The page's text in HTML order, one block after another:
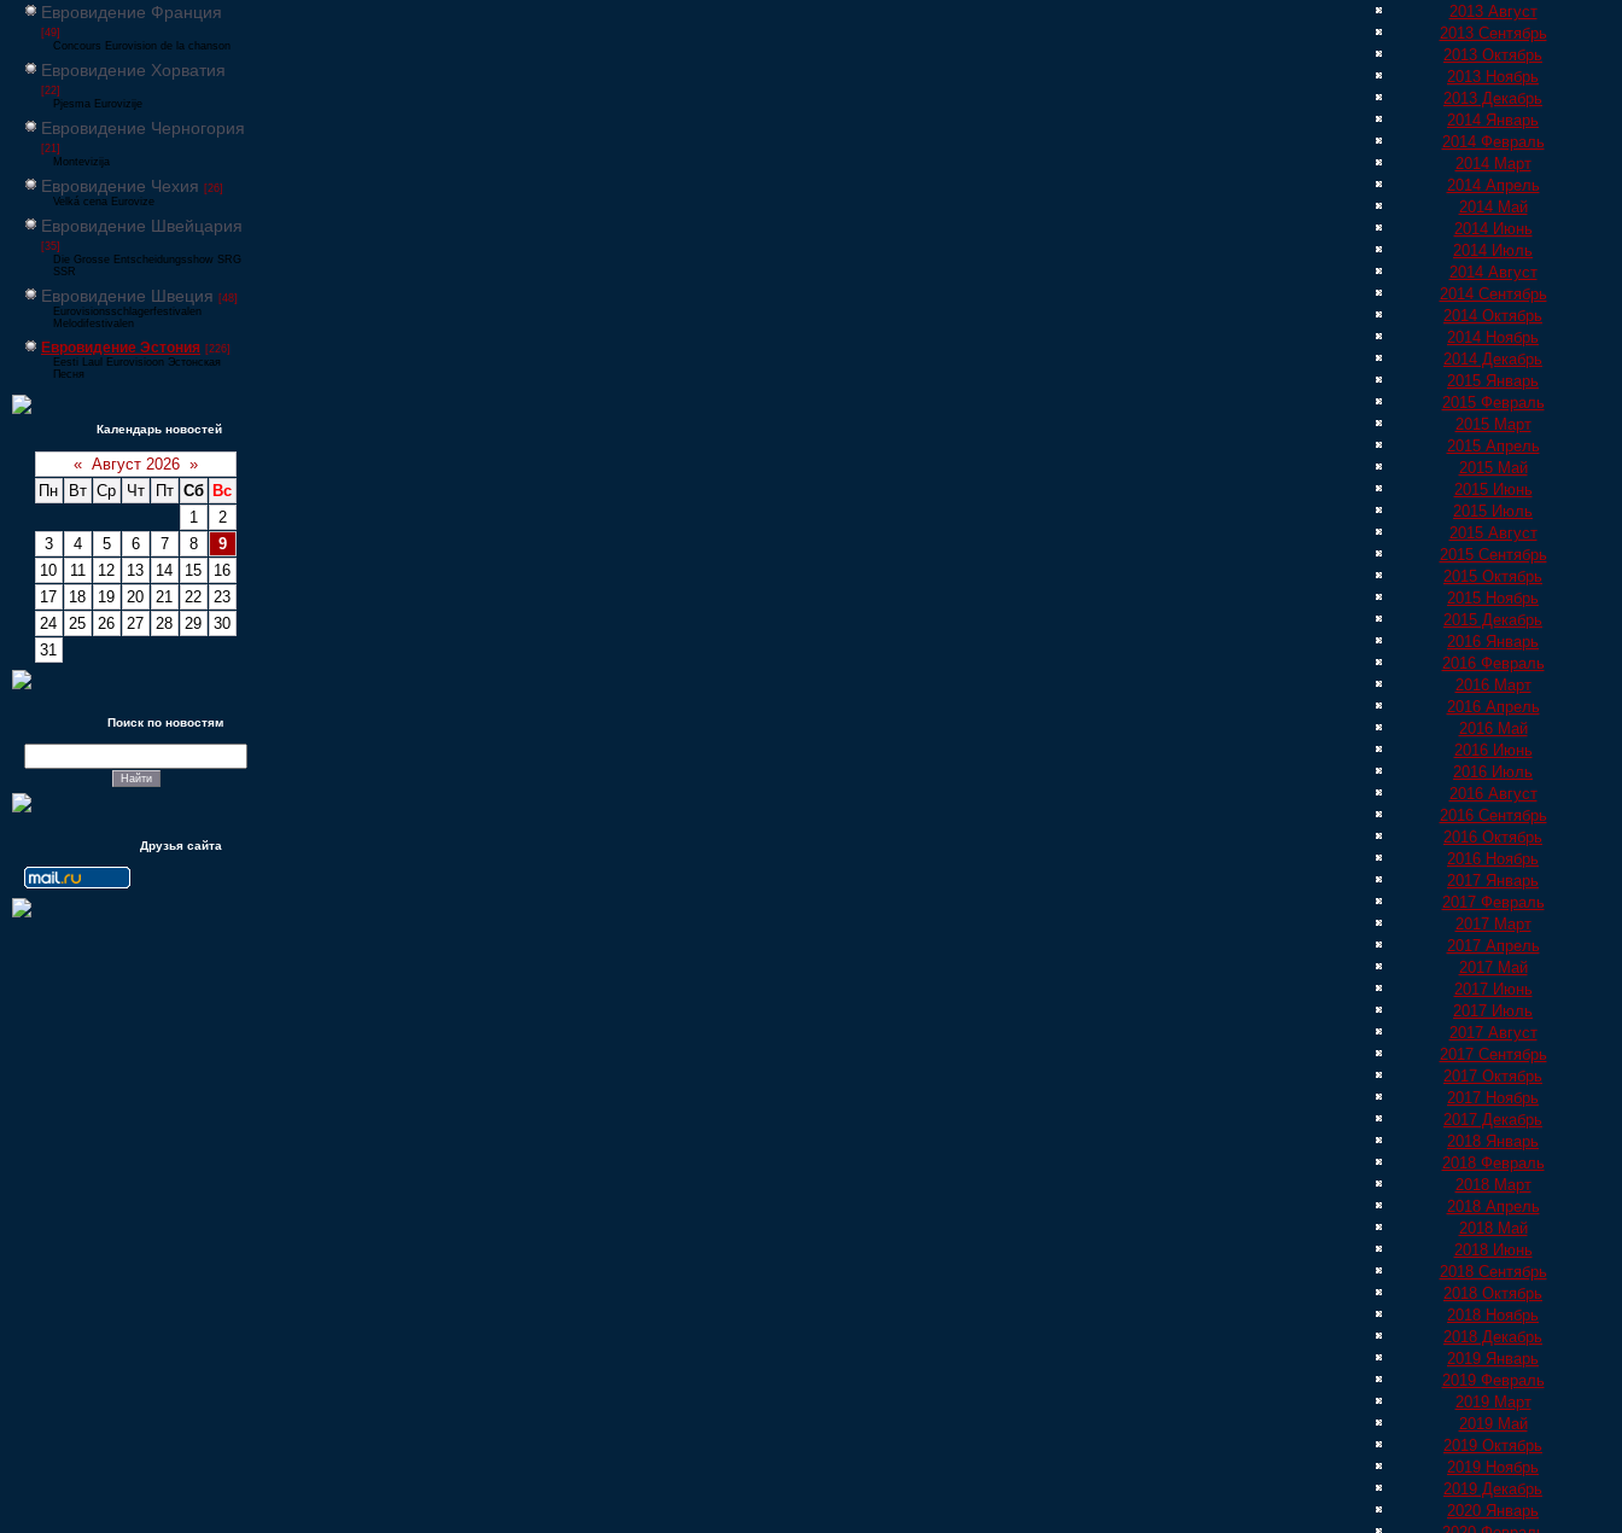
Евровидение Франция
[49]
Concours Eurovision de la chanson
Евровидение Хорватия
[22]
Pjesma Eurovizije
Евровидение Черногория
[21]
Montevizija
Евровидение Чехия [26]
Velká cena Eurovize
Евровидение Швейцария
[35]
Die Grosse Entscheidungsshow SRG
SSR
Евровидение Швеция [48]
Eurovisionsschlagerfestivalen
Melodifestivalen
Евровидение Эстония [226]
Eesti Laul Eurovisioon Эстонская
Песня
Календарь новостей
« Август 2026 »
Пн
Вт Ср Чт Пт Сб
Вс
1
2
3
4 5 6 7 8
9
10
11 12 13 14 15
16
17
18 19 20 21 22
23
24
25 26 27 28 29
30
31
Поиск по новостям
Друзья сайта
2013 Август
2013 Сентябрь
2013 Октябрь
2013 Ноябрь
2013 Декабрь
2014 Январь
2014 Февраль
2014 Март
2014 Апрель
2014 Май
2014 Июнь
2014 Июль
2014 Август
2014 Сентябрь
2014 Октябрь
2014 Ноябрь
2014 Декабрь
2015 Январь
2015 Февраль
2015 Март
2015 Апрель
2015 Май
2015 Июнь
2015 Июль
2015 Август
2015 Сентябрь
2015 Октябрь
2015 Ноябрь
2015 Декабрь
2016 Январь
2016 Февраль
2016 Март
2016 Апрель
2016 Май
2016 Июнь
2016 Июль
2016 Август
2016 Сентябрь
2016 Октябрь
2016 Ноябрь
2017 Январь
2017 Февраль
2017 Март
2017 Апрель
2017 Май
2017 Июнь
2017 Июль
2017 Август
2017 Сентябрь
2017 Октябрь
2017 Ноябрь
2017 Декабрь
2018 Январь
2018 Февраль
2018 Март
2018 Апрель
2018 Май
2018 Июнь
2018 Сентябрь
2018 Октябрь
2018 Ноябрь
2018 Декабрь
2019 Январь
2019 Февраль
2019 Март
2019 Май
2019 Октябрь
2019 Ноябрь
2019 Декабрь
2020 Январь